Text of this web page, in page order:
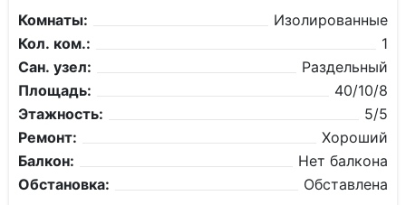
Комнаты:
Изолированные
Кол. ком.:
1
Сан. узел:
Раздельный
Площадь:
40/10/8
Этажность:
5/5
Ремонт:
Хороший
Балкон:
Нет балкона
Обстановка:
Обставлена